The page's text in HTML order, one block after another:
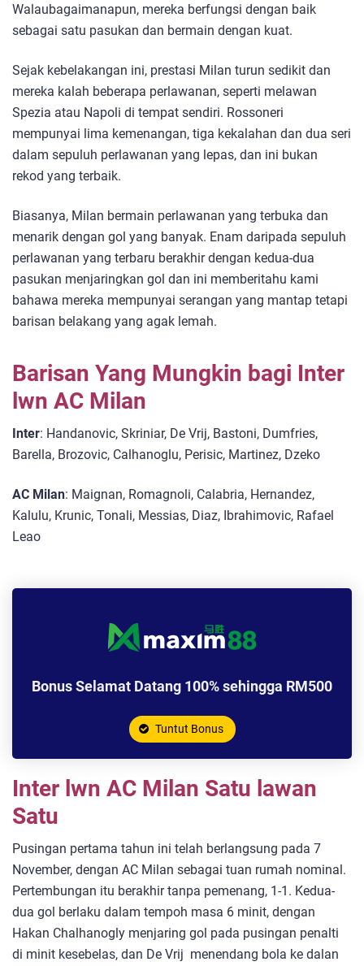
Walaubagaimanapun, mereka berfungsi dengan baik
sebagai satu pasukan dan bermain dengan kuat.
Sejak kebelakangan ini, prestasi Milan turun sedikit dan
mereka kalah beberapa perlawanan, seperti melawan
Spezia atau Napoli di tempat sendiri. Rossoneri
mempunyai lima kemenangan, tiga kekalahan dan dua seri
dalam sepuluh perlawanan yang lepas, dan ini bukan
rekod yang terbaik.
Biasanya, Milan bermain perlawanan yang terbuka dan
menarik dengan gol yang banyak. Enam daripada sepuluh
perlawanan yang terbaru berakhir dengan kedua-dua
pasukan menjaringkan gol dan ini memberitahu kami
bahawa mereka mempunyai serangan yang mantap tetapi
barisan belakang yang agak lemah.
Barisan Yang Mungkin bagi Inter
lwn AC Milan
Inter: Handanovic, Skriniar, De Vrij, Bastoni, Dumfries,
Barella, Brozovic, Calhanoglu, Perisic, Martinez, Dzeko
AC Milan: Maignan, Romagnoli, Calabria, Hernandez,
Kalulu, Krunic, Tonali, Messias, Diaz, Ibrahimovic, Rafael
Leao
Bonus Selamat Datang 100% sehingga RM500
Tuntut Bonus
Inter lwn AC Milan Satu lawan
Satu
Pusingan pertama tahun ini telah berlangsung pada 7
November, dengan AC Milan sebagai tuan rumah nominal.
Pertembungan itu berakhir tanpa pemenang, 1-1. Kedua-
dua gol berlaku dalam tempoh masa 6 minit, dengan
Hakan Chalhanogly menjaring gol pada pusingan penalti
di minit kesebelas, dan De Vrij menendang bola ke dalan